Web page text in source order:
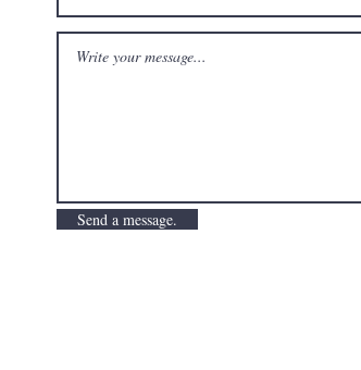
Send a message.